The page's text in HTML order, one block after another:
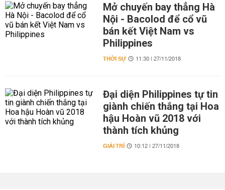
Mở chuyến bay thẳng Hà
Nội - Bacolod để cổ vũ
bán kết Việt Nam vs
Philippines
THỜI SỰ 11:30 | 27/11/2018
Đại diện Philippines tự tin
giành chiến thắng tại Hoa
hậu Hoàn vũ 2018 với
thành tích khủng
GIẢI TRÍ 10:12 | 27/11/2018